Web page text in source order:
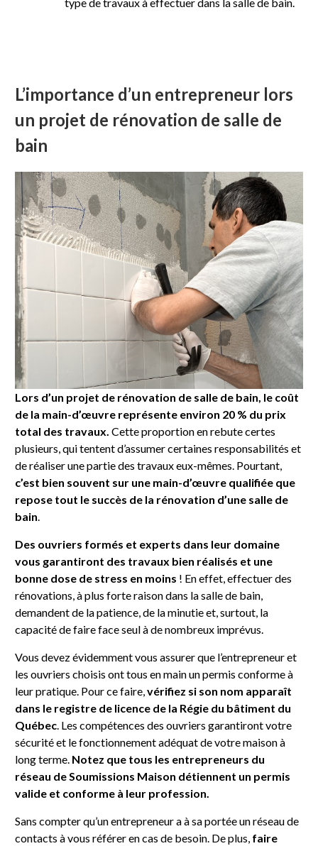
L’importance d’un entrepreneur lors
un projet de rénovation de salle de
bain
Lors d’un projet de rénovation de salle de bain, le coût
de la main-d’œuvre représente environ 20 % du prix
total des travaux. Cette proportion en rebute certes
plusieurs, qui tentent d’assumer certaines responsabilités et
de réaliser une partie des travaux eux-mêmes. Pourtant,
c’est bien souvent sur une main-d’œuvre qualifiée que
repose tout le succès de la rénovation d’une salle de
bain.
Des ouvriers formés et experts dans leur domaine
vous garantiront des travaux bien réalisés et une
bonne dose de stress en moins ! En effet, effectuer des
rénovations, à plus forte raison dans la salle de bain,
demandent de la patience, de la minutie et, surtout, la
capacité de faire face seul à de nombreux imprévus.
Vous devez évidemment vous assurer que l’entrepreneur et
les ouvriers choisis ont tous en main un permis conforme à
leur pratique. Pour ce faire,vérifiez si son nom apparaît
dans le registre de licence de la Régie du bâtiment du
Québec. Les compétences des ouvriers garantiront votre
sécurité et le fonctionnement adéquat de votre maison à
long terme. Notez que tous les entrepreneurs du
réseau de Soumissions Maison détiennent un permis
valide et conforme à leur profession.
Sans compter qu’un entrepreneur a à sa portée un réseau de
contacts à vous référer en cas de besoin. De plus, faire